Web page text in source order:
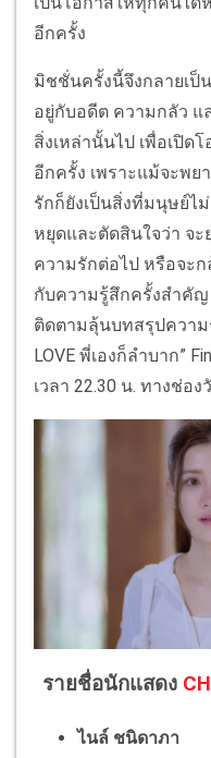
อีกครั้ง
มิชชั่นครั้งนี้จึงกลายเป็
อยู่กับอดีต ความกลัว แ
สิ่งเหล่านั้นไป เพื่อเปิด
อีกครั้ง เพราะแม้จะพ
รักก็ยังเป็นสิ่งที่มนุษย์ไ
หยุดและตัดสินใจว่า จ
ความรักต่อไป หรือจะก
กับความรู้สึกครั้งสำคัญ
ติดตามลุ้นบทสรุปความ
LOVE พี่เองก็ลำบาก”
เวลา 22.30 น. ทางช่อง
รายชื่อนักแสดง
ไนล์ ชนิดาภา